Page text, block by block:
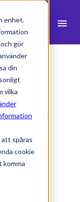
enhet.
gör
din
vilka
spåras
cookie
komma
menu
gör